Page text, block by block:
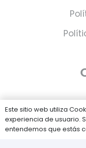
Este sitio web utiliza
experiencia de usuario.
entendemos que estás